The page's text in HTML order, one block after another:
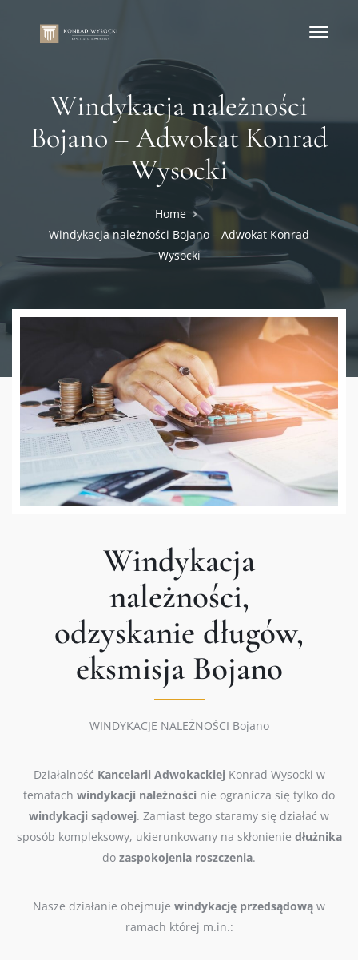
Windykacja należności
Bojano – Adwokat Konrad
Wysocki
Home
Windykacja należności Bojano – Adwokat Konrad
Wysocki
Windykacja
należności,
odzyskanie długów,
eksmisja Bojano
WINDYKACJE NALEŻNOŚCI Bojano
Działalność Kancelarii Adwokackiej Konrad Wysocki w
tematach windykacji należności nie ogranicza się tylko do
windykacji sądowej. Zamiast tego staramy się działać w
sposób kompleksowy, ukierunkowany na skłonienie dłużnika
do zaspokojenia roszczenia.
Nasze działanie obejmuje windykację przedsądową w
ramach której m.in.: